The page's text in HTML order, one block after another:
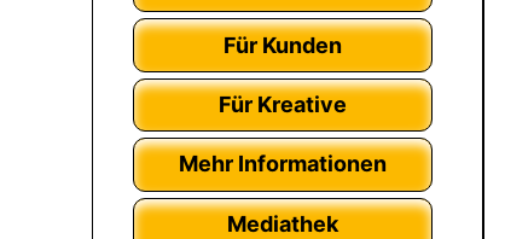
Für Kunden
Für Kreative
Mehr Informationen
Mediathek